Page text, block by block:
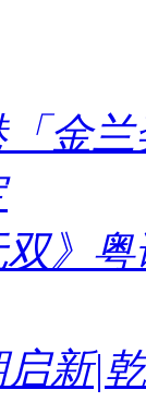
金
》
新|